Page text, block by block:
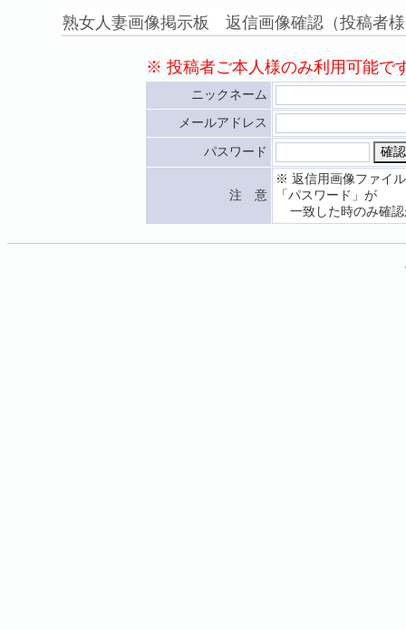
熟女人妻画像掲示板 返信画像確認（投稿者
※ 投稿者ご本人様のみ利用可能
ニックネーム
メールアドレス
パスワード
注 意
※ 返信用画像ファイ
「パスワード」が
一致した時のみ確認